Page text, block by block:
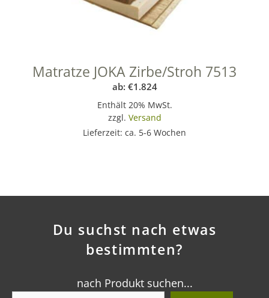
Matratze JOKA Zirbe/Stroh 7513
ab: €1.824
Enthält 20% MwSt.
zzgl. Versand
Lieferzeit: ca. 5-6 Wochen
Du suchst nach etwas
bestimmten?
nach Produkt suchen...